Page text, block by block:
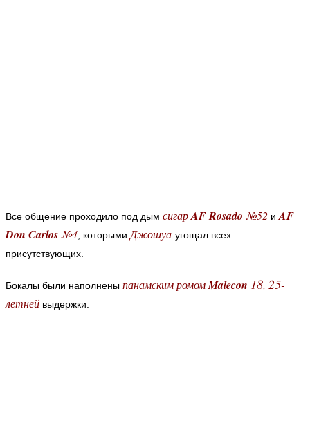
Все общение проходило под дым сигарAF Rosado №52 и AF
Don Carlos№4 , которыми Джошуа угощал всех
присутствующих.
Бокалы были наполнены панамским ромомMalecon 18, 25-
летней выдержки.